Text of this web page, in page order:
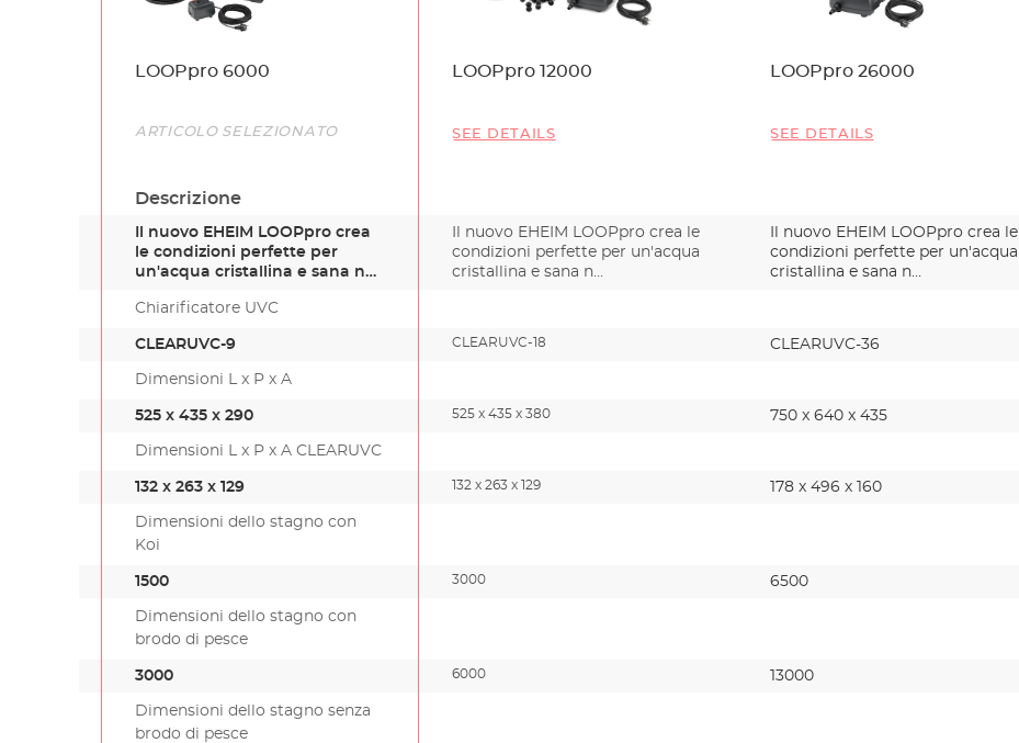
Name
LOOPpro 6000 LOOPpro 12000 LOOPpro 26000
Link
ARTICOLO SELEZIONATO SEE DETAILS SEE DETAILS
Descrizione
Il nuovo EHEIM LOOPpro crea
le condizioni perfette per
un'acqua cristallina e sana n…
Il nuovo EHEIM LOOPpro crea le
condizioni perfette per un'acqua
cristallina e sana n…
Il nuovo EHEIM LOOPpro crea le
condizioni perfette per un'acqua
cristallina e sana n…
Chiarificatore UVC
CLEARUVC-9 CLEARUVC-18 CLEARUVC-36
Dimensioni L x P x A
525 x 435 x 290 525 x 435 x 380 750 x 640 x 435
Dimensioni L x P x A CLEARUVC
132 x 263 x 129 132 x 263 x 129 178 x 496 x 160
Dimensioni dello stagno con
Koi
1500 3000 6500
Dimensioni dello stagno con
brodo di pesce
3000 6000 13000
Dimensioni dello stagno senza
brodo di pesce